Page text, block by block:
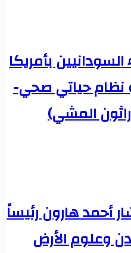
بأمريكا
نظام حياتي صحي-
المشي)
أحمد هارون رئيساً
وعلوم الأرض